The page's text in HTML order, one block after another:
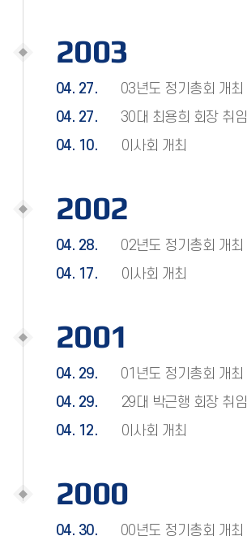
2003
04. 27.
03년도 정기총회 개최
04. 27.
30대 최용희 회장 취임
04. 10.
이사회 개최
2002
04. 28.
02년도 정기총회 개최
04. 17.
이사회 개최
2001
04. 29.
01년도 정기총회 개최
04. 29.
29대 박근행 회장 취임
04. 12.
이사회 개최
2000
04. 30.
00년도 정기총회 개최